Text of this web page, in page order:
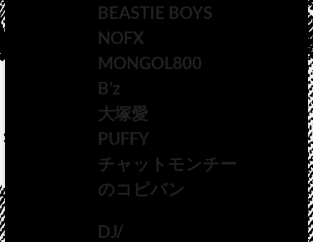
BEASTIE BOYS
NOFX
MONGOL800
B’z
大塚愛
PUFFY
チャットモンチー
のコピバン
DJ/